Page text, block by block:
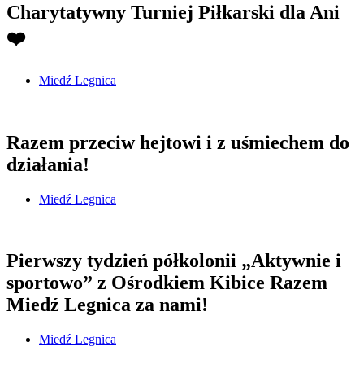
Charytatywny Turniej Piłkarski dla Ani
❤️
Miedź Legnica
Razem przeciw hejtowi i z uśmiechem do
działania!
Miedź Legnica
Pierwszy tydzień półkolonii „Aktywnie i
sportowo” z Ośrodkiem Kibice Razem
Miedź Legnica za nami!
Miedź Legnica